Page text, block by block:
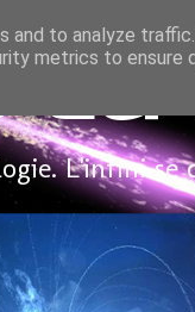
L'infini se
to analyze
metrics to ensure